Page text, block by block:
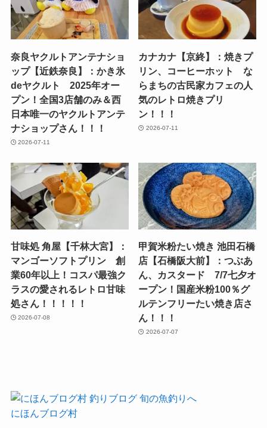
奈良ヤクルトアンテナショ
ップ【近鉄奈良】：かき氷
deヤクルト 2025年オー
プン！全国3店舗のみ＆西
日本唯一のヤクルトアンテ
ナショップさん！！！
2026-07-11
カナカナ【京終】：焼きプ
リン、コーヒーホット な
らまちの古民家カフェの人
気のレトロ焼きプリ
ン！！！
2026-07-11
甘味処 角屋【千林大宮】：
マンゴーソフトプリン 創
業60年以上！コスパ最強ク
ラスの愛されるレトロ甘味
処さん！！！！！
2026-07-08
甲賀米粉たい焼き 池田石橋
店【石橋阪大前】：つぶあ
ん、カスタード 7/7七夕オ
ープン！国産米粉100％グ
ルテンフリーたい焼き店さ
ん！！！
2026-07-07
にほんブログ村